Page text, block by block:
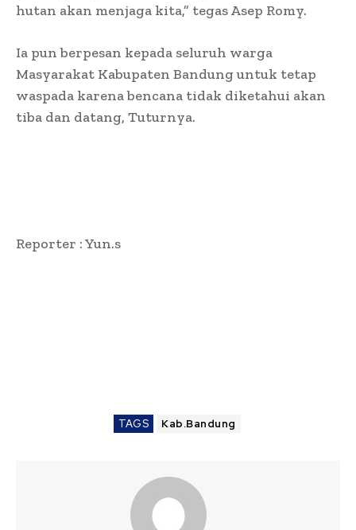
hutan akan menjaga kita,” tegas Asep Romy.
Ia pun berpesan kepada seluruh warga
Masyarakat Kabupaten Bandung untuk tetap
waspada karena bencana tidak diketahui akan
tiba dan datang, Tuturnya.
Reporter : Yun.s
TAGS Kab.Bandung